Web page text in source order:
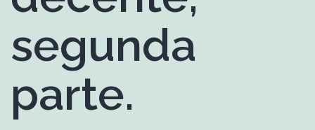
segunda
parte.